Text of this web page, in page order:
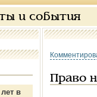
и события
в
Право